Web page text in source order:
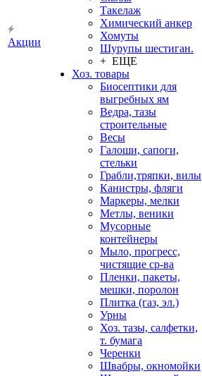
Акции
Такелаж
Химический анкер
Хомуты
Шурупы шестиган.
+ ЕЩЕ
Хоз. товары
Биосептики для
выгребных ям
Ведра, тазы
строительные
Весы
Галоши, сапоги,
стельки
Грабли,тряпки, вилы
Канистры, фляги
Маркеры, мелки
Метлы, веники
Мусорные
контейнеры
Мыло, прогресс,
чистящие ср-ва
Пленки, пакеты,
мешки, поролон
Плитка (газ, эл.)
Урны
Хоз. тазы, салфетки,
т. бумага
Черенки
Швабры, окномойки